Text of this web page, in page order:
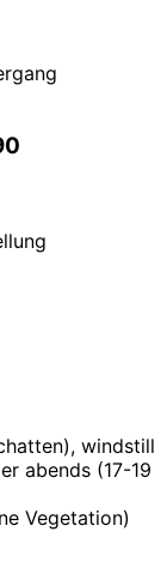
windstill
abends (17-19
Vegetation)